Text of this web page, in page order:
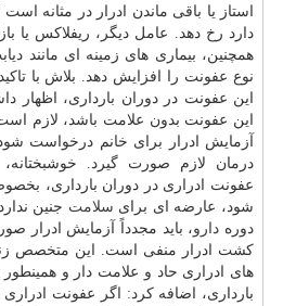
استاز یا باقی ماندن ادرار در مثانه
دارد رخ دهد. عامل دیگر، ریفلاکس یا
همچنین، بیماری های زمینه ای مانند
نوع عفونت را افزایش دهد. بلاش با
این عفونت در دوران بارداری، اظهار
این عفونت بدون علامت باشد، لازم
آزمایش ادرار برای خانم درخواست
درمان لازم صورت گیرد.
عفونت ادراری در دوران بارداری،
شود، عارضه ای برای سلامت جنین
دوره دارو، باید مجدداً آزمایش ادرار
کشت ادرار منفی است. این متخصص
های ادراری حاد و علامت دار و
بارداری، اضافه کرد: اگر عفونت